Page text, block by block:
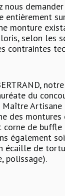
nous
entièrement
monture
selon les
contraintes
du
Artisane
des montures
de buffle
également
écaille de
polissage).